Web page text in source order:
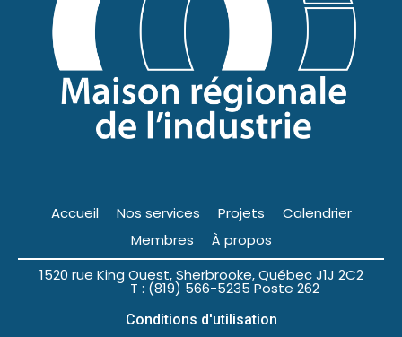
Accueil Nos services Projets
Calendrier
Membres
À propos
1520 rue King Ouest, Sherbrooke, Québec J1J 2C2
T : (819) 566-5235 Poste 262
Conditions d'utilisation